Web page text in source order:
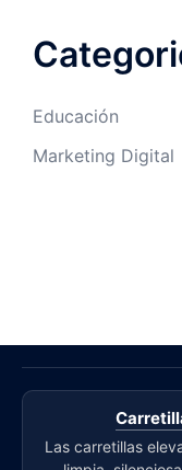
Educación
Marketing Digital
Las carretillas